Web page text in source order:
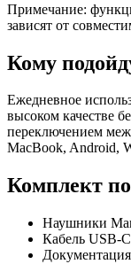
Примечание:
зависят от
Кому
Ежедневное
высоком качестве
переключением
MacBook, Android,
Комплект
Наушники
Кабель
Документация